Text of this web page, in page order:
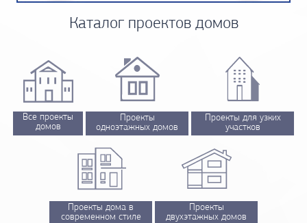
Каталог проектов домов
Все проекты
домов
Проекты
одноэтажных домов
Проекты для узких
участков
Проекты дома в
современном стиле
Проекты
двухэтажных домов